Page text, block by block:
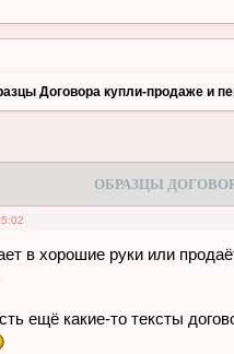
Договора купли-продаже и
ОБРАЗЦЫ
в хорошие руки или
ещё какие-то тексты